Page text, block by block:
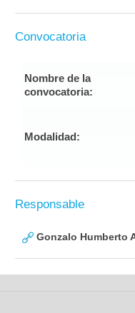
Convocatoria
Nombre de la
convocatoria:
Modalidad:
Responsable
Gonzalo Humberto